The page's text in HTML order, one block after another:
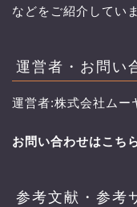
などをご紹介してい
運営者・お問い
運営者:株式会社ムー
お問い合わせはこち
参考文献・参考